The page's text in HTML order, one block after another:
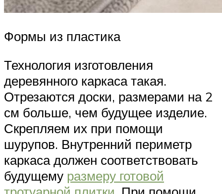
Формы из пластика
Технология изготовления
деревянного каркаса такая.
Отрезаются доски, размерами на 2
см больше, чем будущее изделие.
Скрепляем их при помощи
шурупов. Внутренний периметр
каркаса должен соответствовать
будущему размеру готовой